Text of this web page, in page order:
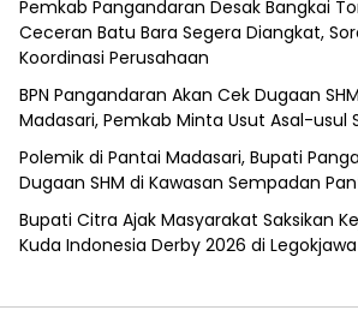
Pemkab Pangandaran Desak Bangkai
Ceceran Batu Bara Segera Diangkat,
Koordinasi Perusahaan
BPN Pangandaran Akan Cek Dugaan
Madasari, Pemkab Minta Usut Asal-usul
Polemik di Pantai Madasari, Bupati
Dugaan SHM di Kawasan Sempadan
Bupati Citra Ajak Masyarakat Saksikan
Kuda Indonesia Derby 2026 di Legokjawa